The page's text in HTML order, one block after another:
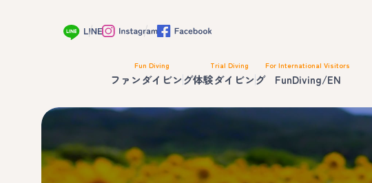
Fun Diving
ファンダイビング
Trial Diving
体験ダイビング
For International Visitors
FunDiving/EN